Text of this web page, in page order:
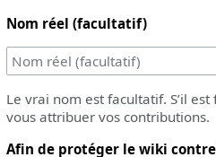
Nom réel (facultatif)
Le vrai nom est facultatif. S’il
vous attribuer vos contributions.
Afin de protéger le wiki